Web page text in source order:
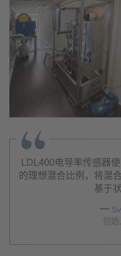
LDL400电导率传感器
的理想混合比例，将混
基于
创